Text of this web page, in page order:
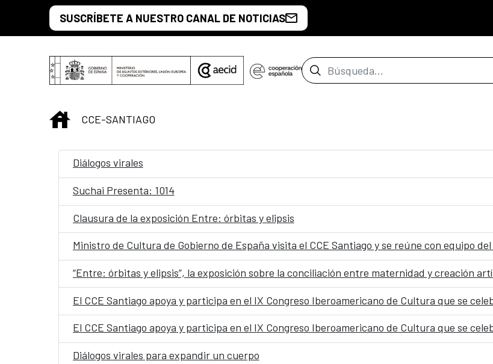
Saltar al contenido principal
SUSCRÍBETE A NUESTRO CANAL DE NOTICIAS
Barra de búsqueda
INICIO
CCE-SANTIAGO
Diálogos virales
Suchai Presenta: 1014
Clausura de la exposición Entre: órbitas y elipsis
Ministro de Cultura de Gobierno de España visita el CCE Santiago y se reúne con equipo
El CCE Santiago apoya y participa en el IX Congreso Iberoamericano de Cultura que se
El CCE Santiago apoya y participa en el IX Congreso Iberoamericano de Cultura que se
Diálogos virales para expandir un cuerpo